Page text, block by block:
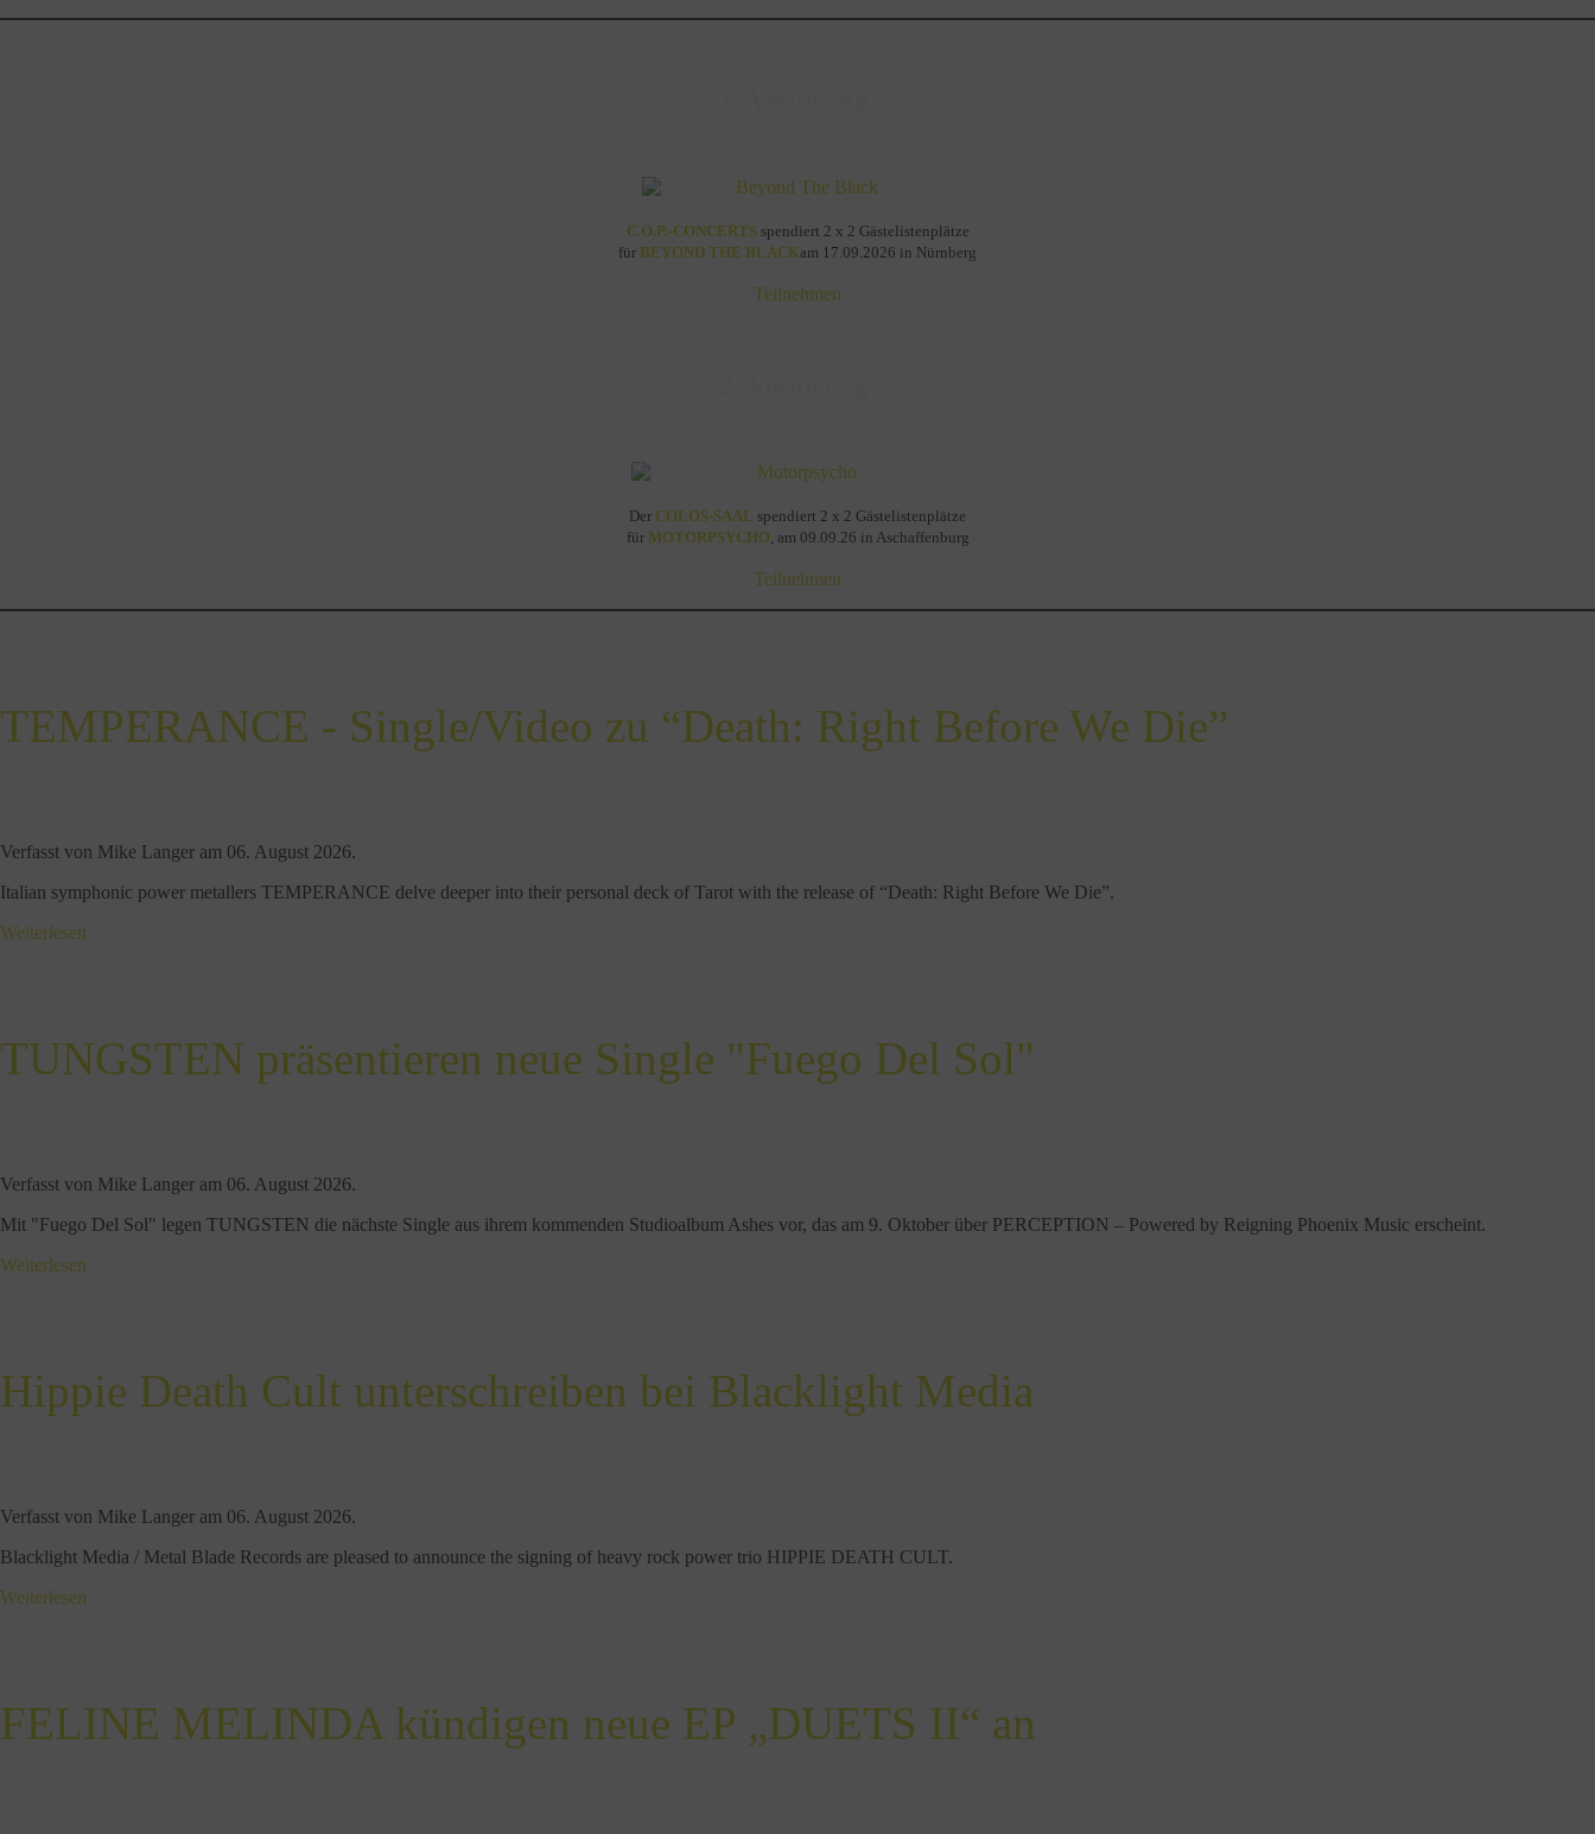
C.O.P.-CONCERTSspendiert 2 x 2 Gästelistenplätze
für BEYOND THE BLACKam 17.09.2026 in Nürnberg
Teilnehmen
Der COLOS-SAAL spendiert 2 x 2 Gästelistenplätze
für MOTORPSYCHO, am 09.09.26 in Aschaffenburg
Teilnehmen
TEMPERANCE - Single/Video zu “Death: Right Before We Die”
Verfasst von Mike Langer am 06. August 2026.
Italian symphonic power metallers TEMPERANCE delve deeper into their personal deck of Tarot with the release of “Death: Right Before We Die”.
Weiterlesen
TUNGSTEN präsentieren neue Single "Fuego Del Sol"
Verfasst von Mike Langer am 06. August 2026.
Mit "Fuego Del Sol" legen TUNGSTEN die nächste Single aus ihrem kommenden Studioalbum Ashes vor, das am 9. Oktober über PERCEPTION – Powered by Reigning Phoenix Music erscheint.
Weiterlesen
Hippie Death Cult unterschreiben bei Blacklight Media
Verfasst von Mike Langer am 06. August 2026.
Blacklight Media / Metal Blade Records are pleased to announce the signing of heavy rock power trio HIPPIE DEATH CULT.
Weiterlesen
FELINE MELINDA kündigen neue EP „DUETS II“ an